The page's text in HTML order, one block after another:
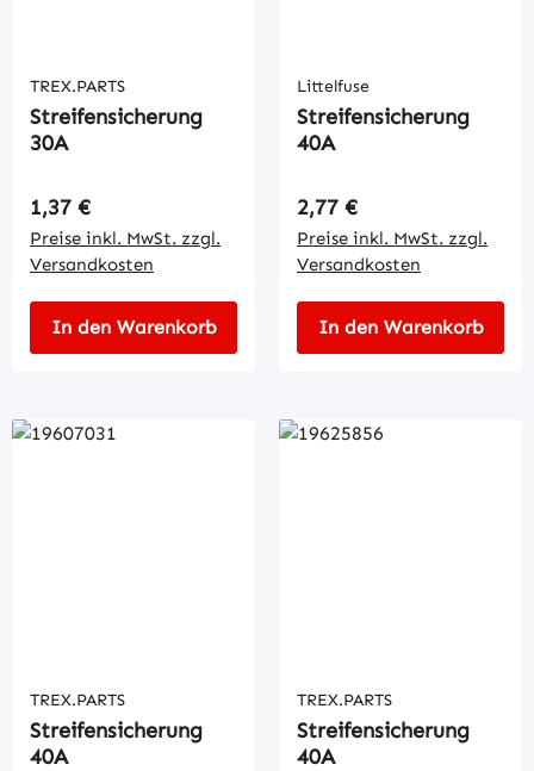
TREX.PARTS
Streifensicherung
30A
Regulärer Preis:
1,37 €
Preise inkl. MwSt. zzgl.
Versandkosten
In den Warenkorb
Littelfuse
Streifensicherung
40A
Regulärer Preis:
2,77 €
Preise inkl. MwSt. zzgl.
Versandkosten
In den Warenkorb
TREX.PARTS
Streifensicherung
40A
TREX.PARTS
Streifensicherung
40A